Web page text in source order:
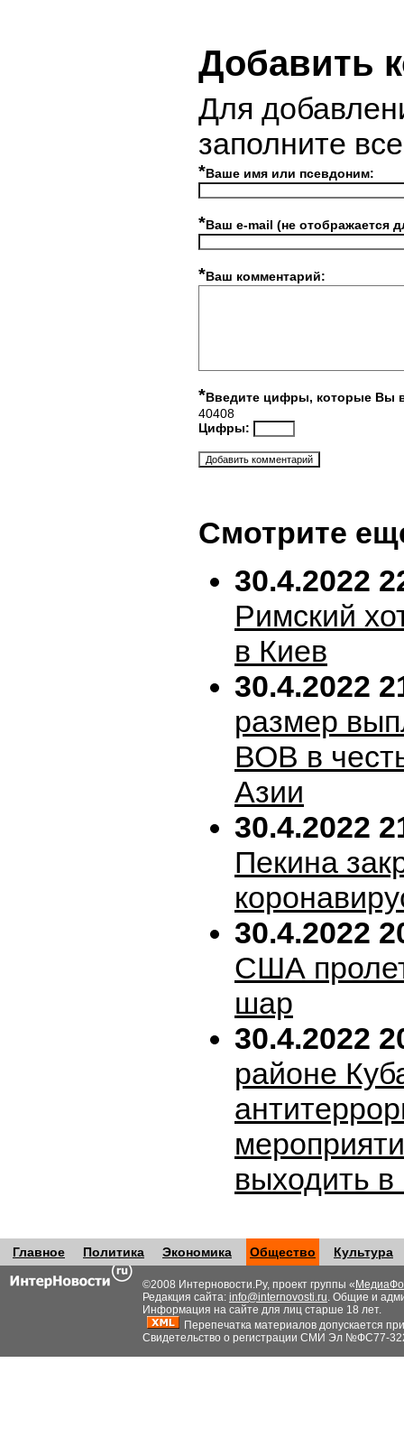
Добавить
Для
заполните
*Ваше имя или псевдоним:
*Ваш e-mail (не отображается
*Ваш комментарий:
*Введите цифры, которые Вы
40408
Цифры:
Смотрите
30.4.2022
Римский
в Киев
30.4.2022
размер
ВОВ в
Азии
30.4.2022
Пекина
30.4.2022
США
шар
30.4.2022
районе
выходить
Главное Политика Экономика Общество Культура
©2008 Интерновости.Ру, проект группы «
Редакция сайта: info@internovosti.ru. Общие и
Информация на сайте для лиц старше 18 лет.
Перепечатка материалов допускается
Свидетельство о регистрации СМИ Эл №ФС77-